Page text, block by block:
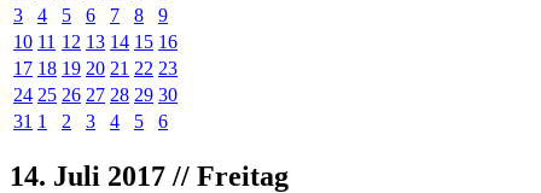
3
4 5 6 7 8
9
10 11 12 13 14 15 16
17 18 19 20 21 22 23
24 25 26 27 28 29 30
31 1 2 3 4 5 6
14. Juli 2017 // Freitag